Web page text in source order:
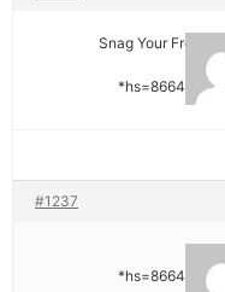
* * * Snag Your
#1237
*